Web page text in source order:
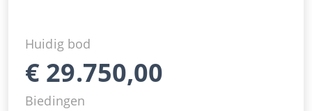
Huidig bod
€ 29.750,00
Biedingen